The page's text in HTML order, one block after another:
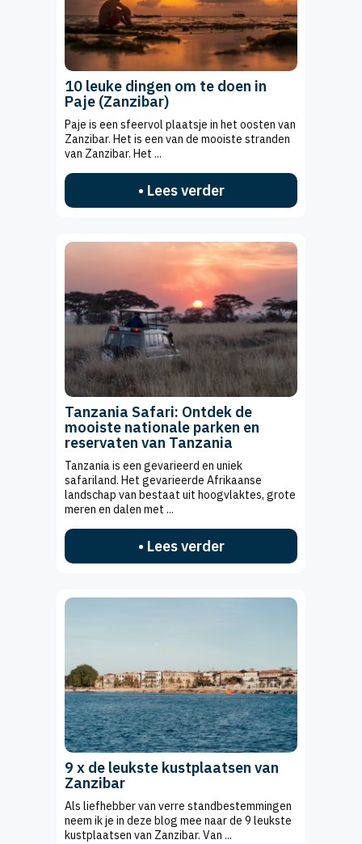
10 leuke dingen om te doen in
Paje (Zanzibar)
Paje is een sfeervol plaatsje in het oosten van
Zanzibar. Het is een van de mooiste stranden
van Zanzibar. Het ...
• Lees verder
Tanzania Safari: Ontdek de
mooiste nationale parken en
reservaten van Tanzania
Tanzania is een gevarieerd en uniek
safariland. Het gevarieerde Afrikaanse
landschap van bestaat uit hoogvlaktes, grote
meren en dalen met ...
• Lees verder
9 x de leukste kustplaatsen van
Zanzibar
Als liefhebber van verre standbestemmingen
neem ik je in deze blog mee naar de 9 leukste
kustplaatsen van Zanzibar. Van ...